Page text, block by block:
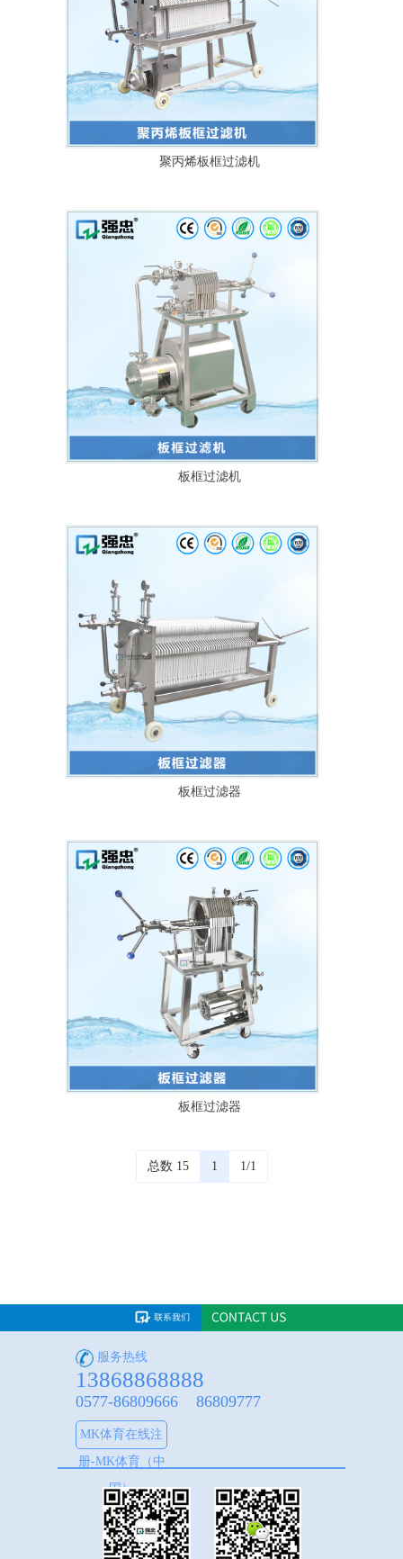
聚丙烯板框过滤机
板框过滤机
板框过滤器
板框过滤器
总数 15 1 1/1
服务热线
13868868888
0577-86809666 86809777
MK体育在线注
册-MK体育（中
国）